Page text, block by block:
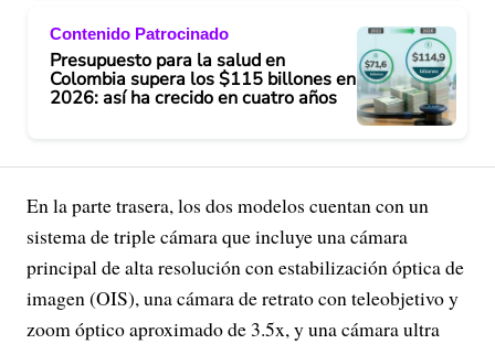
Contenido Patrocinado
Presupuesto para la salud en
Colombia supera los $115 billones en
2026: así ha crecido en cuatro años
En la parte trasera, los dos modelos cuentan con un
sistema de triple cámara que incluye una cámara
principal de alta resolución con estabilización óptica de
imagen (OIS), una cámara de retrato con teleobjetivo y
zoom óptico aproximado de 3.5x, y una cámara ultra